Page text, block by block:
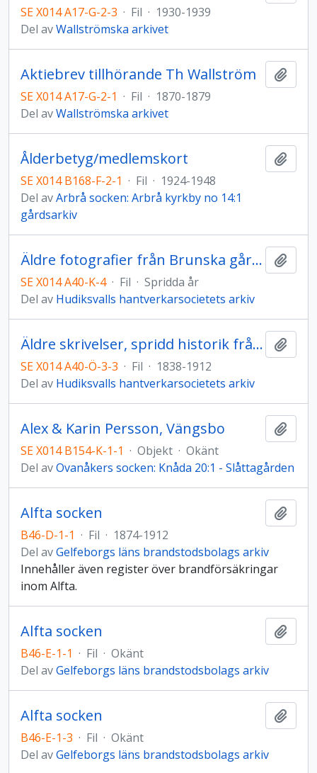
SE X014 A17-G-2-3 · Fil · 1930-1939
Del avWallströmska arkivet
Aktiebrev tillhörande Th Wallström
SE X014 A17-G-2-1 · Fil · 1870-1879
Del avWallströmska arkivet
Ålderbetyg/medlemskort
SE X014 B168-F-2-1 · Fil · 1924-1948
Del avArbrå socken: Arbrå kyrkby no 14:1
gårdsarkiv
Äldre fotografier från Brunska gården
SE X014 A40-K-4 · Fil · Spridda år
Del av Hudiksvalls hantverkarsocietets arkiv
Äldre skrivelser, spridd historik från Societetens historia m.m.
SE X014 A40-Ö-3-3 · Fil · 1838-1912
Del av Hudiksvalls hantverkarsocietets arkiv
Alex & Karin Persson, Vängsbo
SE X014 B154-K-1-1 · Objekt · Okänt
Del avOvanåkers socken: Knåda 20:1 - Slåttagården
Alfta socken
B46-D-1-1 · Fil · 1874-1912
Del avGelfeborgs läns brandstodsbolags arkiv
Innehåller även register över brandförsäkringar
inom Alfta.
Alfta socken
B46-E-1-1 · Fil · Okänt
Del avGelfeborgs läns brandstodsbolags arkiv
Alfta socken
B46-E-1-3 · Fil · Okänt
Del avGelfeborgs läns brandstodsbolags arkiv